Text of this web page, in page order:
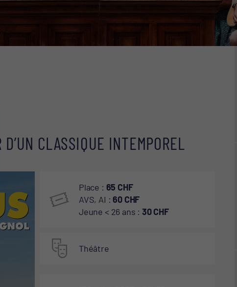
CLASSIQUE INTEMPOREL
Place : 65 CHF
AVS, AI : 60 CHF
Jeune < 26 ans : 30 CHF
Théâtre